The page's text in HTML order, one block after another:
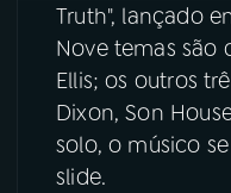
FESTIVAL DE
ACOMPANHE A RÁDIO
YouTube
Truth", lançado
Nove temas são
Ellis; os outros
Dixon, Son
solo, o músico
slide.